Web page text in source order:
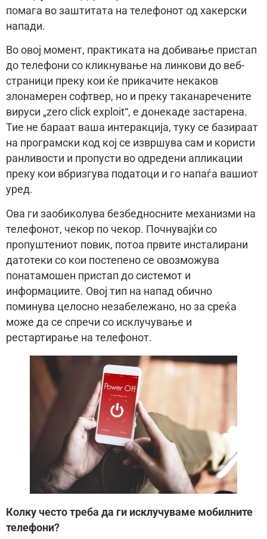
помага во заштитата на телефонот од хакерски
напади.
Во овој момент, практиката на добивање пристап
до телефони со кликнување на линкови до веб-
страници преку кои ќе прикачите некаков
злонамерен софтвер, но и преку таканаречените
вируси „zero click exploit“, е донекаде застарена.
Тие не бараат ваша интеракција, туку се базираат
на програмски код кој се извршува сам и користи
ранливости и пропусти во одредени апликации
преку кои вбризгува податоци и го напаѓа вашиот
уред.
Ова ги заобиколува безбедносните механизми на
телефонот, чекор по чекор. Почнувајќи со
пропуштениот повик, потоа првите инсталирани
датотеки со кои постепено се овозможува
понатамошен пристап до системот и
информациите. Овој тип на напад обично
поминува целосно незабележано, но за среќа
може да се спречи со исклучување и
рестартирање на телефонот.
Колку често треба да ги исклучуваме мобилните
телефони?